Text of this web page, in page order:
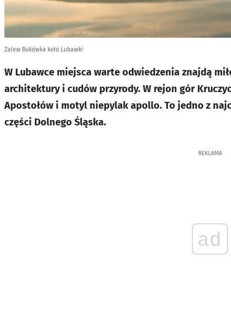
Zalew Bukówka koło Lubawki
W Lubawce miejsca warte odwiedzenia znajdą
architektury i cudów przyrody. W rejon gór
Apostołów i motyl niepylak apollo. To jedno z
części Dolnego Śląska.
REKLAMA
ad